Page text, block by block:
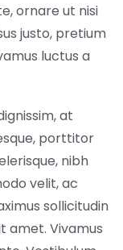
ornare ut nisi
justo, pretium
luctus a
at
porttitor
nibh
velit, ac
sollicitudin
amet. Vivamus